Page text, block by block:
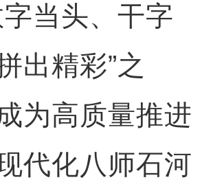
字当头、干字
出精彩”之
为高质量推进
代化八师石河